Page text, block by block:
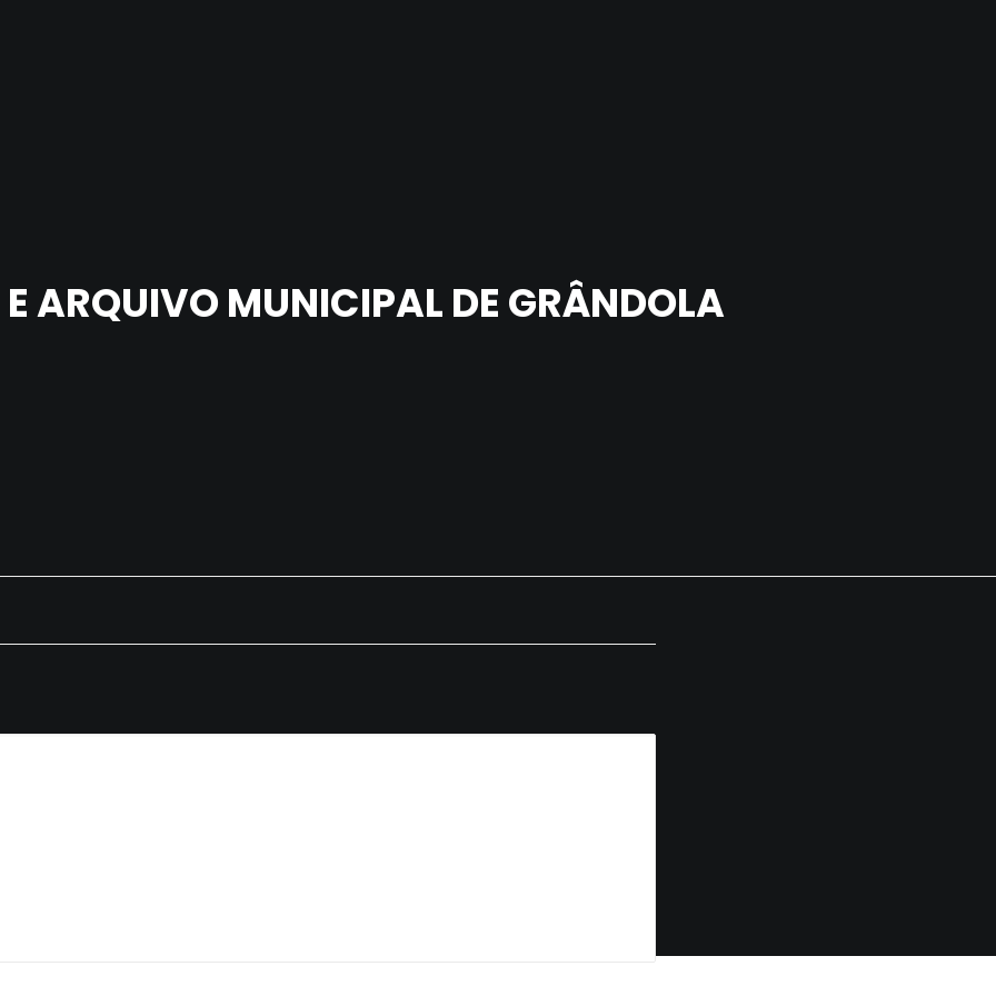
ARQUIVO MUNICIPAL DE GRÂNDOLA